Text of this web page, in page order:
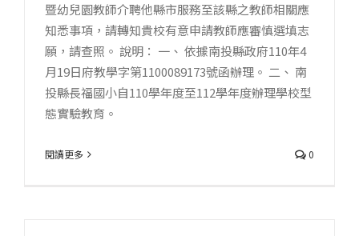
暨幼兒園教師介聘他縣市服務至該縣之教師相關應
知悉事項，請轉知貴校有意申請教師應審慎選填志
願，請查照。 說明： 一、 依據南投縣政府110年4
月19日府教學字第1100089173號函辦理。 二、 南
投縣長福國小自110學年度至112學年度辦理學校型
態實驗教育。
閱讀更多 0